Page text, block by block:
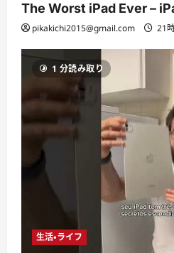
The Worst iPad Ever –
pikakichi2015@gmail.com 21
1 分読み取り
生活・ライフ